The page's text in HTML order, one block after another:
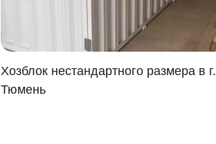
Хозблок нестандартного размера в г.
Тюмень